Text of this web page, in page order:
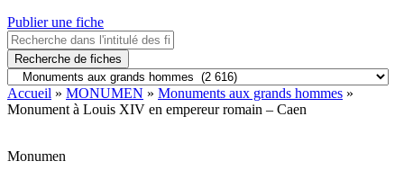
Publier une fiche
Recherche de fiches
Accueil » MONUMEN » Monuments aux grands hommes »
Monument à Louis XIV en empereur romain – Caen
Monumen